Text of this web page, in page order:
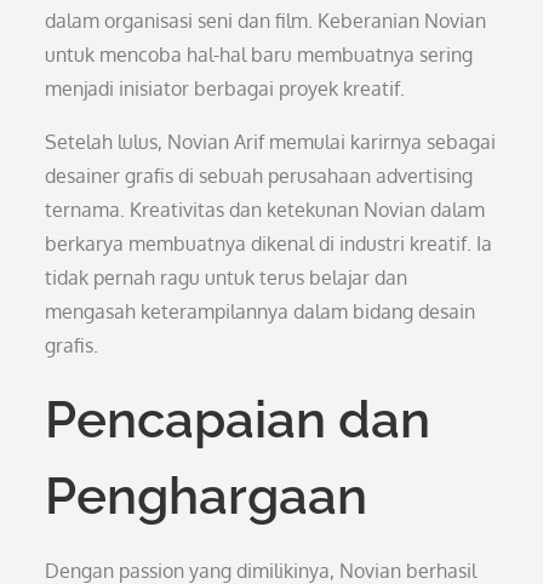
dalam organisasi seni dan film. Keberanian Novian
untuk mencoba hal-hal baru membuatnya sering
menjadi inisiator berbagai proyek kreatif.
Setelah lulus, Novian Arif memulai karirnya sebagai
desainer grafis di sebuah perusahaan advertising
ternama. Kreativitas dan ketekunan Novian dalam
berkarya membuatnya dikenal di industri kreatif. Ia
tidak pernah ragu untuk terus belajar dan
mengasah keterampilannya dalam bidang desain
grafis.
Pencapaian dan
Penghargaan
Dengan passion yang dimilikinya, Novian berhasil